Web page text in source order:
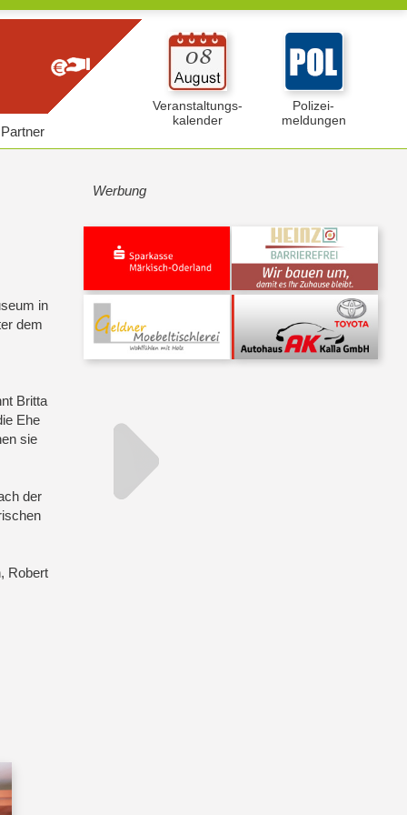
Veranstaltungs-
kalender
Polizei-
meldungen
Partner
in
dem
Britta
Ehe
sie
der
Robert
Werbung